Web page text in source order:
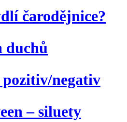
čarodějnice?
duchů
pozitiv/negativ
– siluety